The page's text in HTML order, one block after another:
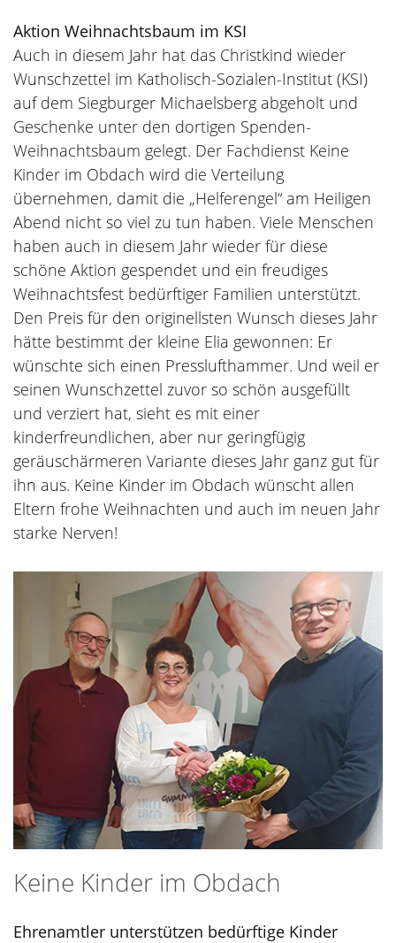
Aktion Weihnachtsbaum im KSI
Auch in diesem Jahr hat das Christkind wieder
Wunschzettel im Katholisch-Sozialen-Institut (KSI)
auf dem Siegburger Michaelsberg abgeholt und
Geschenke unter den dortigen Spenden-
Weihnachtsbaum gelegt. Der Fachdienst Keine
Kinder im Obdach wird die Verteilung
übernehmen, damit die „Helferengel“ am Heiligen
Abend nicht so viel zu tun haben. Viele Menschen
haben auch in diesem Jahr wieder für diese
schöne Aktion gespendet und ein freudiges
Weihnachtsfest bedürftiger Familien unterstützt.
Den Preis für den originellsten Wunsch dieses Jahr
hätte bestimmt der kleine Elia gewonnen: Er
wünschte sich einen Presslufthammer. Und weil er
seinen Wunschzettel zuvor so schön ausgefüllt
und verziert hat, sieht es mit einer
kinderfreundlichen, aber nur geringfügig
geräuschärmeren Variante dieses Jahr ganz gut für
ihn aus. Keine Kinder im Obdach wünscht allen
Eltern frohe Weihnachten und auch im neuen Jahr
starke Nerven!
Keine Kinder im Obdach
Ehrenamtler unterstützen bedürftige Kinder